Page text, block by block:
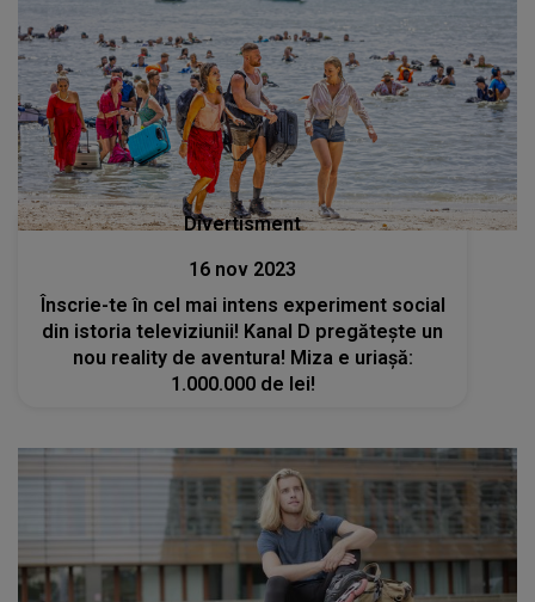
Divertisment
16 nov 2023
Înscrie-te în cel mai intens experiment social
din istoria televiziunii! Kanal D pregăteşte un
nou reality de aventura! Miza e uriaşă:
1.000.000 de lei!